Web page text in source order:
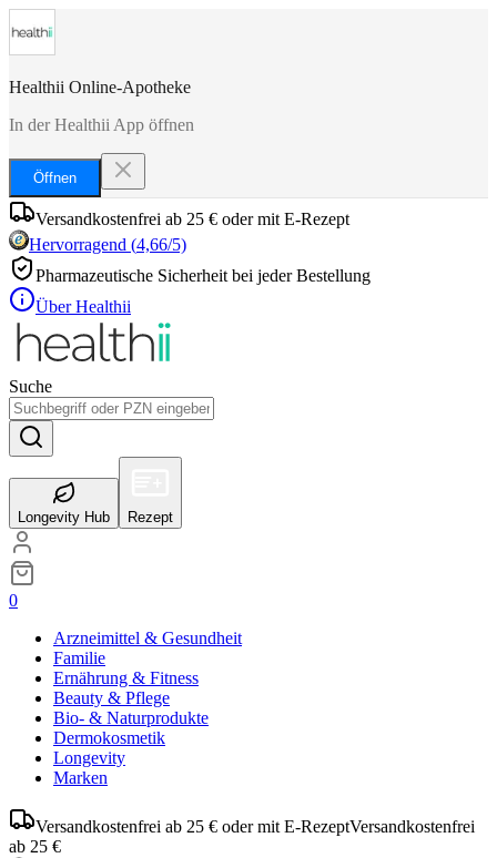
Healthii Online-Apotheke
In der Healthii App öffnen
Öffnen
Versandkostenfrei ab 25 € oder mit E-Rezept
Hervorragend (4,66/5)
Pharmazeutische Sicherheit bei jeder Bestellung
Über Healthii
Suche
Longevity Hub Rezept
0
Arzneimittel & Gesundheit
Familie
Ernährung & Fitness
Beauty & Pflege
Bio- & Naturprodukte
Dermokosmetik
Longevity
Marken
Versandkostenfrei ab 25 € oder mit E-RezeptVersandkostenfrei
ab 25 €